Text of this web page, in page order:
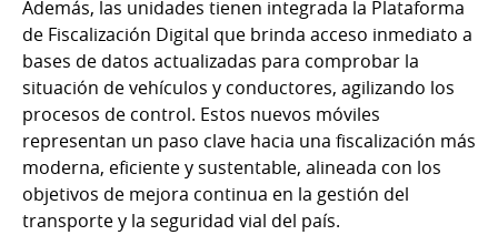
Además, las unidades tienen integrada la Plataforma
de Fiscalización Digital que brinda acceso inmediato a
bases de datos actualizadas para comprobar la
situación de vehículos y conductores, agilizando los
procesos de control. Estos nuevos móviles
representan un paso clave hacia una fiscalización más
moderna, eficiente y sustentable, alineada con los
objetivos de mejora continua en la gestión del
transporte y la seguridad vial del país.